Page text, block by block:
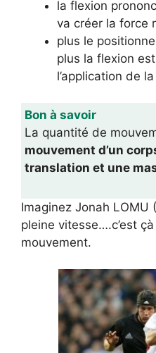
la flexion
va créer la force
plus le
plus la flexion
l’application de
Bon à savoir
La quantité de
mouvement d’un
translation et une
Imaginez Jonah LOMU
pleine vitesse….c’est
mouvement.